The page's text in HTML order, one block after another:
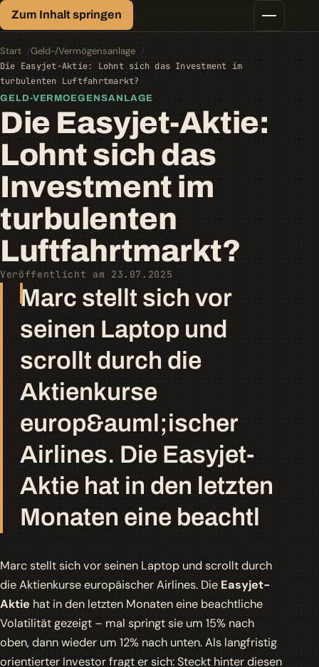
Zum Inhalt springen
Finanz-Lexikon
Geld, einfach erklärt.
Finanztipps
Kredite
Geld-/Vermögensanlage
Krypto
Steuern
Start Geld-/Vermögensanlage
Die Easyjet-Aktie: Lohnt sich das Investment im
turbulenten Luftfahrtmarkt?
GELD-VERMOEGENSANLAGE
Die Easyjet-Aktie:
Lohnt sich das
Investment im
turbulenten
Luftfahrtmarkt?
Veröffentlicht am 23.07.2025
Marc stellt sich vor
seinen Laptop und
scrollt durch die
Aktienkurse
europ&auml;ischer
Airlines. Die Easyjet-
Aktie hat in den letzten
Monaten eine beachtl
Marc stellt sich vor seinen Laptop und scrollt durch
die Aktienkurse europäischer Airlines. Die Easyjet-
Aktiehat in den letzten Monaten eine beachtliche
Volatilitätgezeigt – mal springt sie um 15% nach
oben, dann wieder um 12% nach unten. Als langfristig
orientierter Investor fragt er sich: Steckt hinter diesen